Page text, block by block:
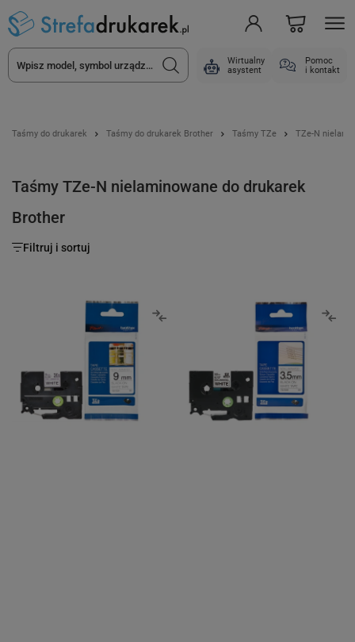
Wirtualny
asystent
Pomoc
i kontakt
Taśmy do drukarek Taśmy do drukarek Brother Taśmy TZe TZe-N
Taśmy TZe-N nielaminowane do drukarek
Brother
Filtruj i sortuj